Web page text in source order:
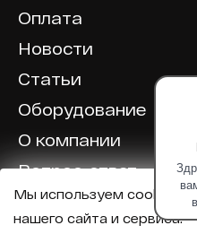
Оплата
Новости
Статьи
Оборудование
О компании
Вопрос-ответ
Отзывы
Мы используем cookie
нашего сайта и сервиса.